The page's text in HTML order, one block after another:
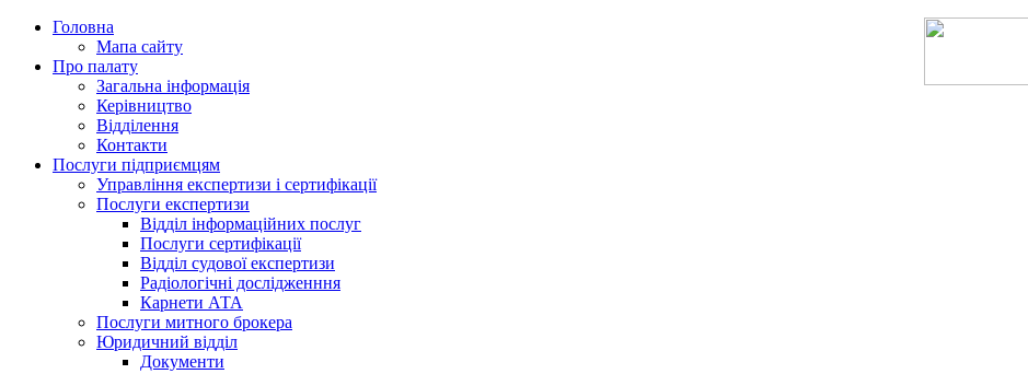
Головна
Мапа сайту
Про палату
Загальна інформація
Керівництво
Відділення
Контакти
Послуги підприємцям
Управління експертизи і сертифікації
Послуги експертизи
Відділ інформаційних послуг
Послуги сертифікації
Відділ судової експертизи
Радіологічні дослідженння
Карнети АТА
Послуги митного брокера
Юридичний відділ
Документи